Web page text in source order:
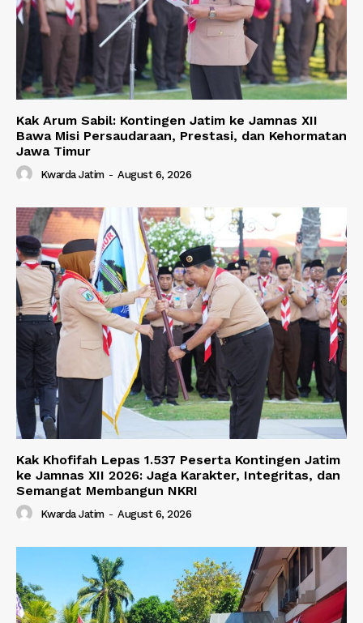
Kak Arum Sabil: Kontingen Jatim ke Jamnas XII
Bawa Misi Persaudaraan, Prestasi, dan Kehormatan
Jawa Timur
Kwarda Jatim - August 6, 2026
Kak Khofifah Lepas 1.537 Peserta Kontingen Jatim
ke Jamnas XII 2026: Jaga Karakter, Integritas, dan
Semangat Membangun NKRI
Kwarda Jatim - August 6, 2026